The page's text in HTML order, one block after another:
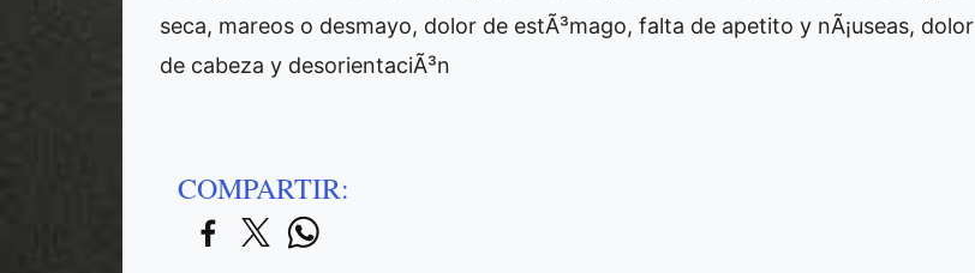
seca, mareos o desmayo, dolor de estÃ³mago, falta de apetito y nÃ¡useas, dolor
de cabeza y desorientaciÃ³n
COMPARTIR: